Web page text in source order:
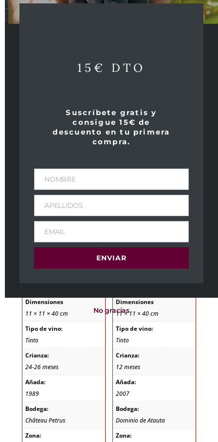
Productos relacionados
Château Petrus
1989
Dimensiones
11 × 11 × 40 cm
Tipo de vino:
Tinto
Crianza:
24-26 meses
Añada:
1989
Bodega:
Château Petrus
Zona:
2007
10,15
Dimensiones
11 × 11 × 40 cm
Tipo de vino:
Tinto
Crianza:
12 meses
Añada:
2007
Bodega:
Dominio de Atauta
Zona:
15€ DTO
Suscríbete gratis y
consigue 15€ de
descuento en tu primera
compra.
NOMBRE
APELLIDOS
EMAIL
ENVIAR
No gracias